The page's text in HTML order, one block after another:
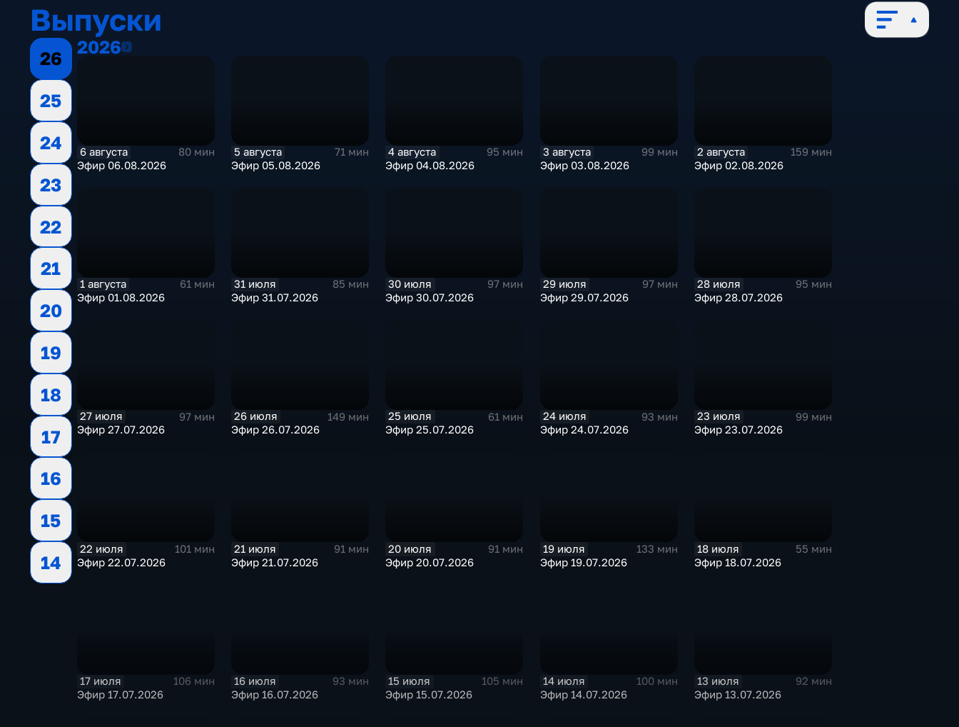
Выпуски
26
25
24
23
22
21
20
19
18
17
16
15
14
20262026
6 августа
80 мин
Эфир 06.08.2026
5 августа
71 мин
Эфир 05.08.2026
4 августа
95 мин
Эфир 04.08.2026
3 августа
99 мин
Эфир 03.08.2026
2 августа
159 мин
Эфир 02.08.2026
1 августа
61 мин
Эфир 01.08.2026
31 июля
85 мин
Эфир 31.07.2026
30 июля
97 мин
Эфир 30.07.2026
29 июля
97 мин
Эфир 29.07.2026
28 июля
95 мин
Эфир 28.07.2026
27 июля
97 мин
Эфир 27.07.2026
26 июля
149 мин
Эфир 26.07.2026
25 июля
61 мин
Эфир 25.07.2026
24 июля
93 мин
Эфир 24.07.2026
23 июля
99 мин
Эфир 23.07.2026
22 июля
101 мин
Эфир 22.07.2026
21 июля
91 мин
Эфир 21.07.2026
20 июля
91 мин
Эфир 20.07.2026
19 июля
133 мин
Эфир 19.07.2026
18 июля
55 мин
Эфир 18.07.2026
17 июля
106 мин
Эфир 17.07.2026
16 июля
93 мин
Эфир 16.07.2026
15 июля
105 мин
Эфир 15.07.2026
14 июля
100 мин
Эфир 14.07.2026
13 июля
92 мин
Эфир 13.07.2026